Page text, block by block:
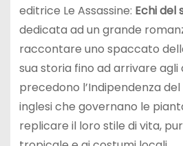
editrice Le Assassine: Echi del
dedicata ad un grande
raccontare uno spaccato
sua storia fino ad arrivare agli
precedono l’Indipendenza del
inglesi che governano le
replicare il loro stile di vita,